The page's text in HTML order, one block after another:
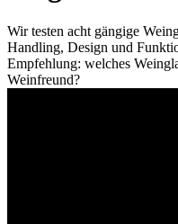
Wir testen acht gängige
Handling, Design und
Empfehlung: welches
Weinfreund?